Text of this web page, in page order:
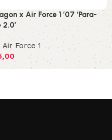
x Air Force 1 ’07 ‘Para-
2.0’
Air Force 1
selecteren